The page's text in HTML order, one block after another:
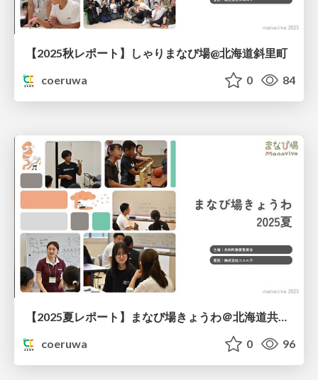
【2025秋レポート】しゃりまなび場@北海道斜里町
coeruwa
0 84
【2025夏レポート】まなび場きょうわ＠北海道共和町
coeruwa
0 96